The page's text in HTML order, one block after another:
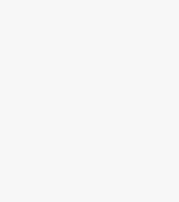
nur konsequent und
Aspekte ebenfalls eine
Die aktuellen Themen
über 2025
Zeitpunkt, strukturiert
neue Generation zu
haben wir einen neuen